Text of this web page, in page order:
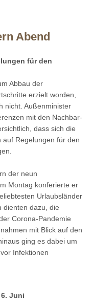
Abend
für den
Abbau der
erzielt worden,
nicht. Außenminister
mit den Nachbar-
dass sich die
auf Regelungen für den
der neun
Montag konferierte er
Urlaubsländer
dienten dazu, die
Corona-Pandemie
mit Blick auf den
ging es dabei um
Infektionen
Juni